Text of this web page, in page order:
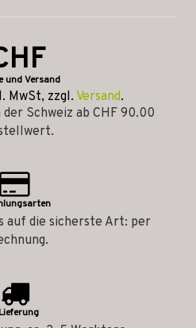
und Versand
MwSt, zzgl. Versand.
Schweiz ab CHF 90.00
auf die sicherste Art: per